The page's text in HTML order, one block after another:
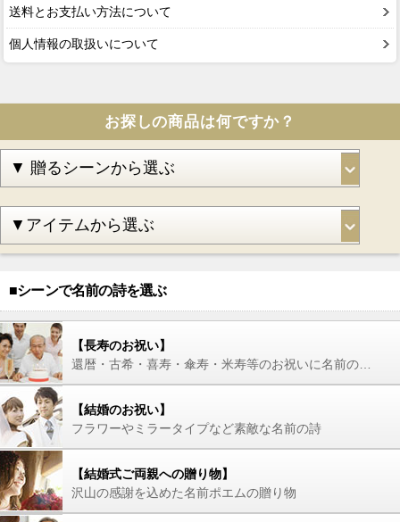
送料とお支払い方法について
個人情報の取扱いについて
お探しの商品は何ですか？
■シーンで名前の詩を選ぶ
【長寿のお祝い】
【結婚のお祝い】
フラワーやミラータイプなど素敵な名前の詩
【結婚式ご両親への贈り物】
沢山の感謝を込めた名前ポエムの贈り物